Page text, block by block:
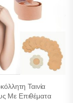
Ταινία
Με Επιθέματα